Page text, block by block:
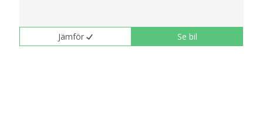
Jämför Se bil